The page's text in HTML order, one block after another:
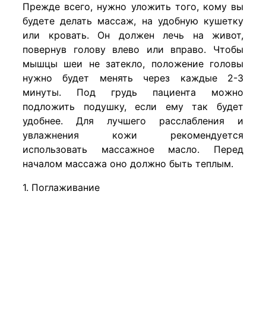
Прежде всего, нужно уложить того, кому вы
будете делать массаж, на удобную кушетку
или кровать. Он должен лечь на живот,
повернув голову влево или вправо. Чтобы
мышцы шеи не затекло, положение головы
нужно будет менять через каждые 2-3
минуты. Под грудь пациента можно
подложить подушку, если ему так будет
удобнее. Для лучшего расслабления и
увлажнения кожи рекомендуется
использовать массажное масло. Перед
началом массажа оно должно быть теплым.
1. Поглаживание